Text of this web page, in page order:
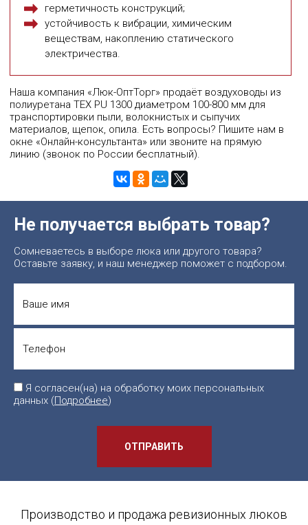
герметичность конструкций;
устойчивость к вибрации, химическим
веществам, накоплению статического
электричества.
Наша компания «Люк-ОптТорг» продаёт воздуховоды из
полиуретана TEX PU 1300 диаметром 100-800 мм для
транспортировки пыли, волокнистых и сыпучих
материалов, щепок, опила. Есть вопросы? Пишите нам в
окне «Онлайн-консультанта» или звоните на прямую
линию (звонок по России бесплатный).
Не получается выбрать товар?
Сомневаетесь в выборе люка или другого товара?
Оставьте заявку, и наш менеджер поможет с подбором.
Я согласен(на) на обработку моих персональных
данных (Подробнее)
ОТПРАВИТЬ
Производство и продажа ревизионных люков